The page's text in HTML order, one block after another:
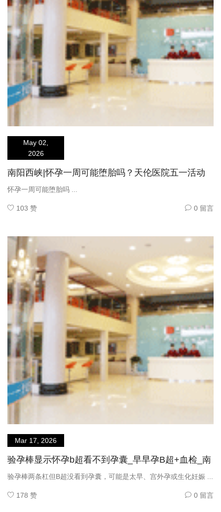
May 02,
2026
南阳西峡|怀孕一周可能堕胎吗？天伦医院五一活动
怀孕一周可能堕胎吗 ...
103 赞 0 留言
Mar 17, 2026
验孕棒显示怀孕b超看不到孕囊_早早孕B超+血检_南
验孕棒两条杠但B超没看到孕囊，可能是太早、宫外孕或生化妊娠 ...
178 赞 0 留言